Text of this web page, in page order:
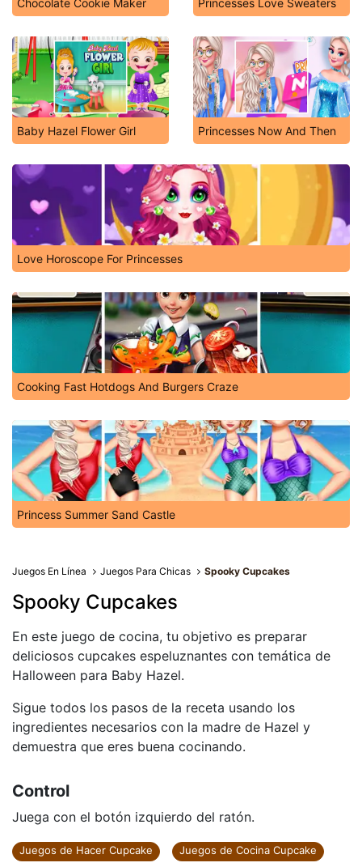
Chocolate Cookie Maker Princesses Love Sweaters
Baby Hazel Flower Girl Princesses Now And Then
Love Horoscope For Princesses
Cooking Fast Hotdogs And Burgers Craze
Juegos En Línea Juegos Para Chicas
Spooky Cupcakes
En este juego de cocina, tu objetivo es preparar
Halloween para Baby Hazel.
Sigue todos los pasos de la receta usando los
demuestra que eres buena cocinando.
Control
Juega con el botón izquierdo del ratón.